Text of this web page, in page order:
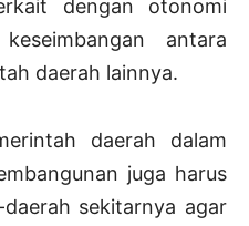
dengan otonomi
antara
daerah lainnya.
daerah dalam
juga harus
sekitarnya agar